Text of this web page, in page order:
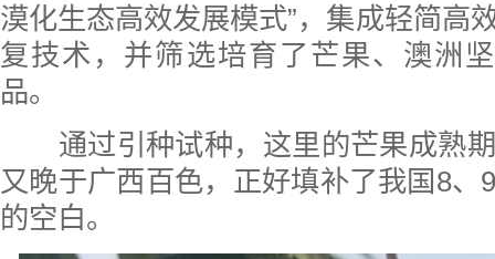
漠化生态高效发展模式”，集成轻简高
复技术，并筛选培育了芒果、澳洲
品。
通过引种试种，这里的芒果成熟期
又晚于广西百色，正好填补了我国8、
的空白。